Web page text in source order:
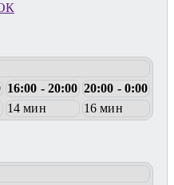
16:00 - 20:00 20:00 - 0:00
14 мин 16 мин